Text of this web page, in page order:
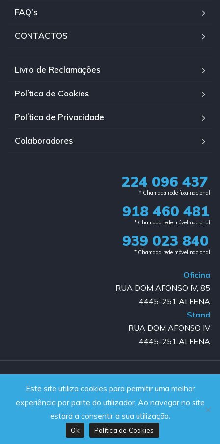
FAQ’s
CONTACTOS
Livro de Reclamações
Política de Cookies
Política de Privacidade
Colaboradores
224 096 437
* Chamada rede fixa nacional​
918 460 481
* Chamada rede móvel nacional
939 023 840​
* Chamada rede móvel nacional
Oficina
RUA DOM AFONSO IV, 85
4445-251 ALFENA
Stand
RUA DOM AFONSO IV
4445-251 ALFENA
Powered by JanelaWeb
Este site utiliza cookies para permitir uma melhor
experiência por parte do utilizador. Ao navegar no site
estará a consentir a sua utilização.
Ok Política de Cookies